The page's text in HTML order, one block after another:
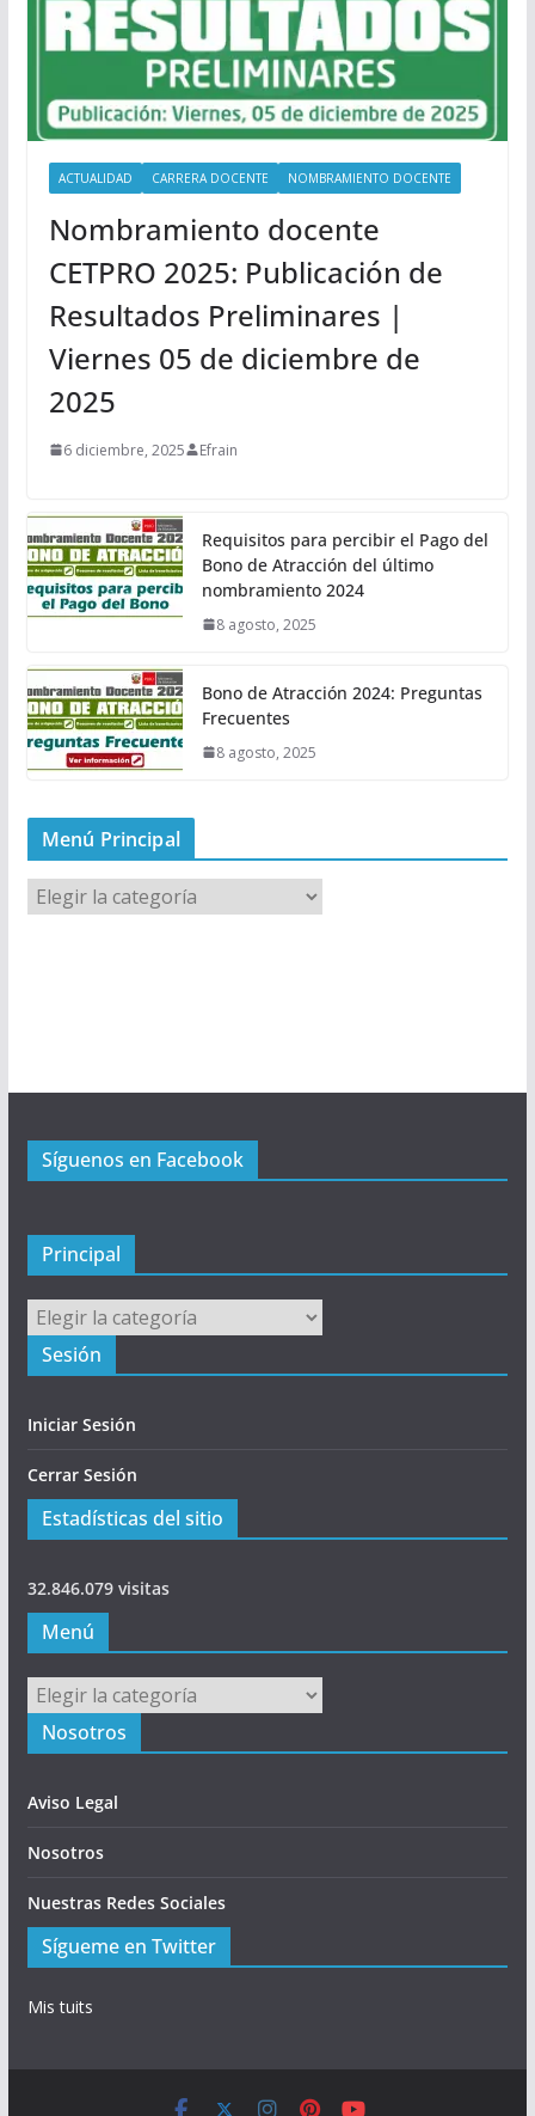
ACTUALIDAD CARRERA DOCENTE NOMBRAMIENTO DOCENTE
Nombramiento docente
CETPRO 2025: Publicación de
Resultados Preliminares |
Viernes 05 de diciembre de
2025
6 diciembre, 2025 Efrain
Requisitos para percibir el Pago del
Bono de Atracción del último
nombramiento 2024
8 agosto, 2025
Bono de Atracción 2024: Preguntas
Frecuentes
8 agosto, 2025
Menú Principal
M
e
Síguenos en Facebook
Principal
Principal
Sesión
Iniciar Sesión
Cerrar Sesión
Estadísticas del sitio
32.846.079 visitas
Menú
Menú
Nosotros
Aviso Legal
Nosotros
Nuestras Redes Sociales
Sígueme en Twitter
Mis tuits